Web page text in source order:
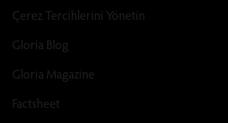
Çerez Tercihlerini Yönetin
Gloria Blog
Gloria Magazine
Factsheet